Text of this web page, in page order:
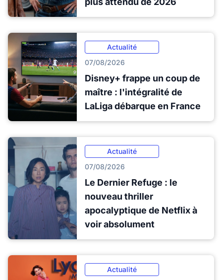
Actualité
07/08/2026
Disney+ frappe un coup de
maître : l'intégralité de
LaLiga débarque en France
Actualité
07/08/2026
Le Dernier Refuge : le
nouveau thriller
apocalyptique de Netflix à
voir absolument
Actualité